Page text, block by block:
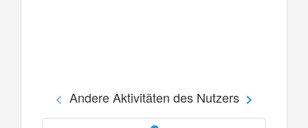
Andere Aktivitäten des Nutzers